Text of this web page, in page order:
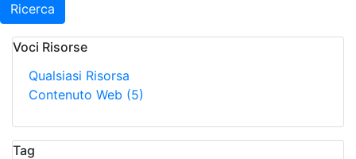
Ricerca
Voci Risorse
Qualsiasi Risorsa
Contenuto Web (5)
Tag